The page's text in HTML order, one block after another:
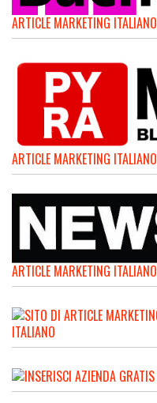
ARTICLE MARKETING ITALIANO
ARTICLE MARKETING ITALIANO
ARTICLE MARKETING ITALIANO
ITALIANO